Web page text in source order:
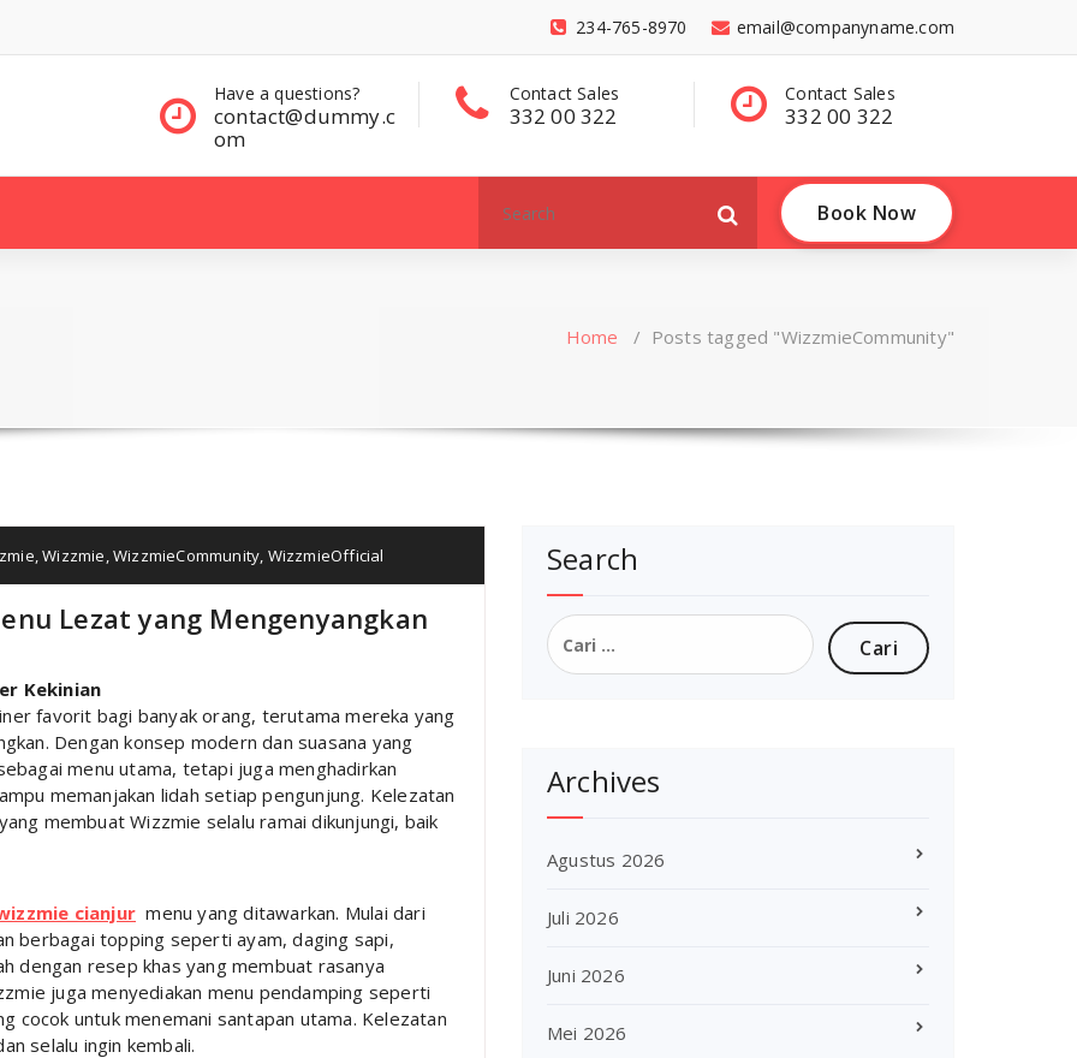
email@companyname.com
234-765-8970
Have a questions?
contact@dummy.c
Contact Sales
332 00 322
Contact Sales
332 00 322
for:
Book Now
Home / Posts tagged "WizzmieCommunity"
,Wizzmie,WizzmieCommunity, WizzmieOfficial
Lezat yang Mengenyangkan
Kekinian
favorit bagi banyak orang, terutama mereka yang
Dengan konsep modern dan suasana yang
menu utama, tetapi juga menghadirkan
memanjakan lidah setiap pengunjung. Kelezatan
membuat Wizzmie selalu ramai dikunjungi, baik
cianjur menu yang ditawarkan. Mulai dari
berbagai topping seperti ayam, daging sapi,
dengan resep khas yang membuat rasanya
juga menyediakan menu pendamping seperti
cocok untuk menemani santapan utama. Kelezatan
selalu ingin kembali.
Search
Cari
untuk:
Archives
Agustus 2026
Juli 2026
Juni 2026
Mei 2026